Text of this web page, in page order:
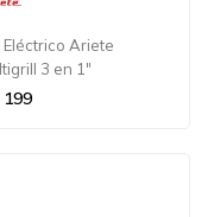
Eléctrico Ariete
3 en 1"
199